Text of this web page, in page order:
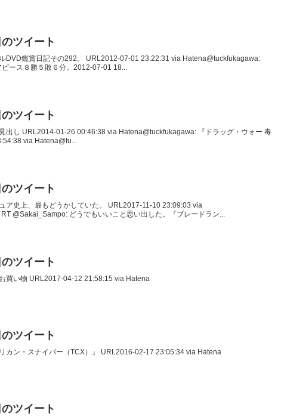
ツイート
DVD鑑賞日記その292。 URL2012-07-01 23:22:31 via Hatena@tuckfukagawa:
ース８勝５敗６分。2012-07-01 18...
ツイート
出し URL2014-01-26 00:46:38 via Hatena@tuckfukagawa: 『ドラッグ・ウォー 毒
via Hatena@tu...
ツイート
ア史上、最もどうかしていた。 URL2017-11-10 23:09:03 via
@Sakai_Sampo: どうでもいいこと思い出した。『ブレードラン...
ツイート
買い物 URL2017-04-12 21:58:15 via Hatena
ツイート
カン・スナイパー（TCX）』 URL2016-02-17 23:05:34 via Hatena
ツイート